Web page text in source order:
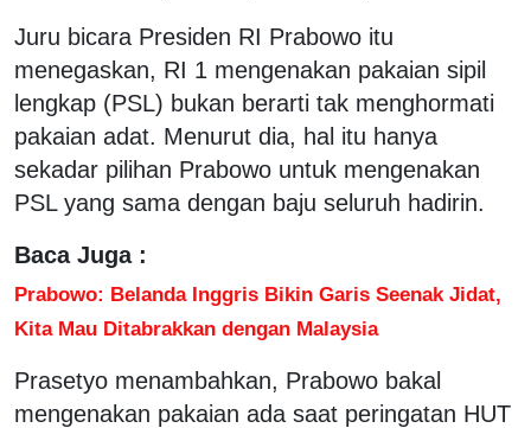
Juru bicara Presiden RI Prabowo itu
menegaskan, RI 1 mengenakan pakaian sipil
lengkap (PSL) bukan berarti tak menghormati
pakaian adat. Menurut dia, hal itu hanya
sekadar pilihan Prabowo untuk mengenakan
PSL yang sama dengan baju seluruh hadirin.
Baca Juga :
Prabowo: Belanda Inggris Bikin Garis Seenak Jidat,
Kita Mau Ditabrakkan dengan Malaysia
Prasetyo menambahkan, Prabowo bakal
mengenakan pakaian ada saat peringatan HUT